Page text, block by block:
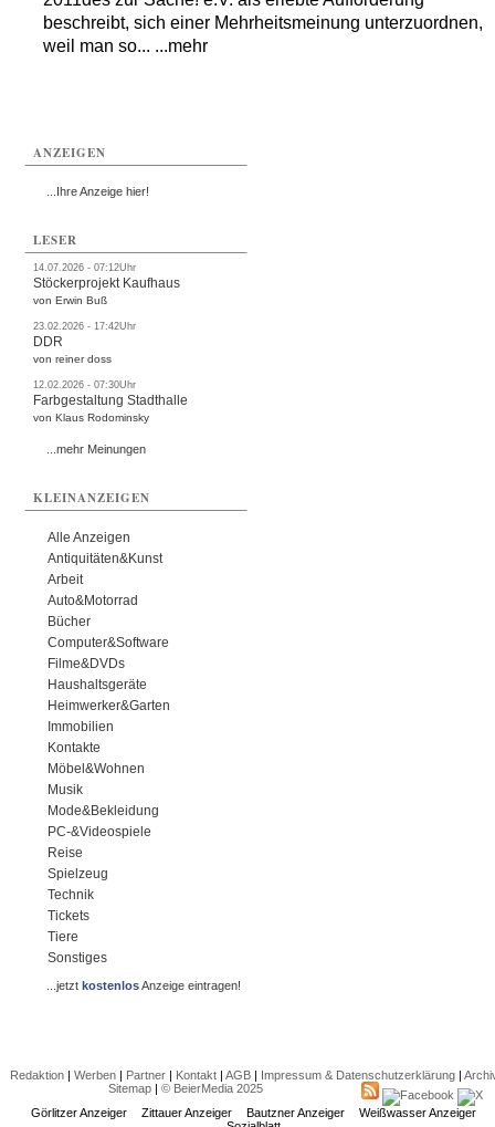
beschreibt, sich einer Mehrheitsmeinung unterzuordnen,
weil man so... ...mehr
ANZEIGEN
...Ihre Anzeige hier!
LESER
14.07.2026 - 07:12Uhr
Stöckerprojekt Kaufhaus
von Erwin Buß
23.02.2026 - 17:42Uhr
DDR
von reiner doss
12.02.2026 - 07:30Uhr
Farbgestaltung Stadthalle
von Klaus Rodominsky
...mehr Meinungen
KLEINANZEIGEN
Alle Anzeigen
Antiquitäten&Kunst
Arbeit
Auto&Motorrad
Bücher
Computer&Software
Filme&DVDs
Haushaltsgeräte
Heimwerker&Garten
Immobilien
Kontakte
Möbel&Wohnen
Musik
Mode&Bekleidung
PC-&Videospiele
Reise
Spielzeug
Technik
Tickets
Tiere
Sonstiges
...jetztkostenlosAnzeige eintragen!
Redaktion| Werben| Partner| Kontakt| AGB| Impressum & Datenschutzerklärung|
Sitemap| © BeierMedia 2025
Görlitzer Anzeiger
Zittauer Anzeiger Bautzner Anzeiger
Weißwasser Anzeiger